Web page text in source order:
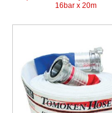
16bar x 20m